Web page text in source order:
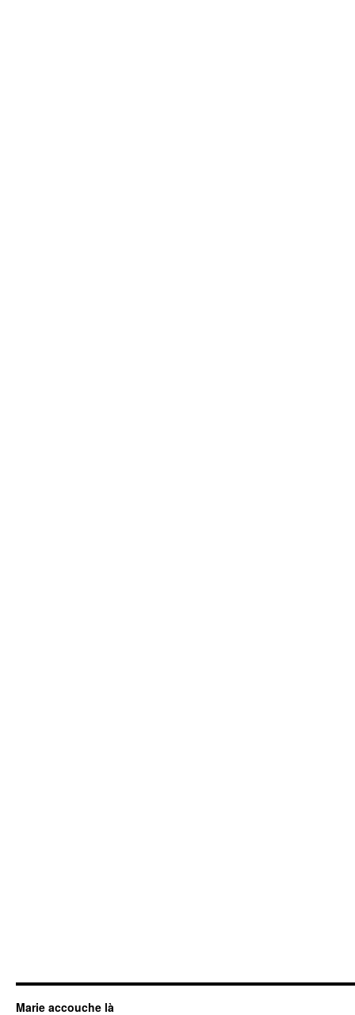
Marie accouche là